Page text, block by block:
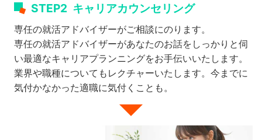
STEP2 キャリアカウンセリング
専任の就活アドバイザーがご相談にのります。
専任の就活アドバイザーがあなたのお話をしっかりと伺
い最適なキャリアプランニングをお手伝いいたします。
業界や職種についてもレクチャーいたします。今までに
気付かなかった適職に気付くことも。